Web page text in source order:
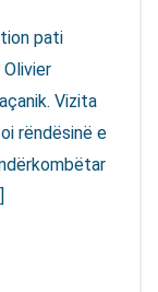
pati
Vizita
rëndësinë e